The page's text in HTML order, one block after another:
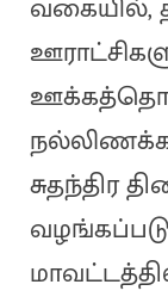
வகையில்,
நல்லிணக்க
சுதந்திர